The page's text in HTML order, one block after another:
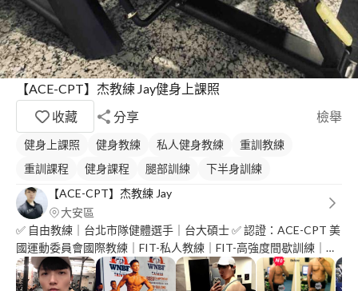
【ACE-CPT】杰教練 Jay健身上課照
收藏
分享 檢舉
健身上課照 健身教練 私人健身教練
重訓教練
重訓課程
健身課程 腿部訓練
下半身訓練
【ACE-CPT】杰教練 Jay
大安區
✅ 自由教練｜台北市隊健體選手｜台大碩士 ✅ 認證：ACE-CPT 美
國運動委員會國際教練｜FIT-私人教練｜FIT-高強度間歇訓練｜
FMA-踢拳擊教學｜FEA-健體專家 ✅ 專長：體型改造｜體態雕塑｜
增肌｜減脂｜體適能訓練｜重量訓練｜訓練技巧和動作調整｜瓶頸